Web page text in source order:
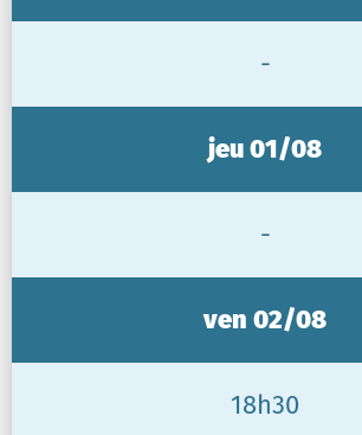
-
jeu 01/08
-
ven 02/08
18h30